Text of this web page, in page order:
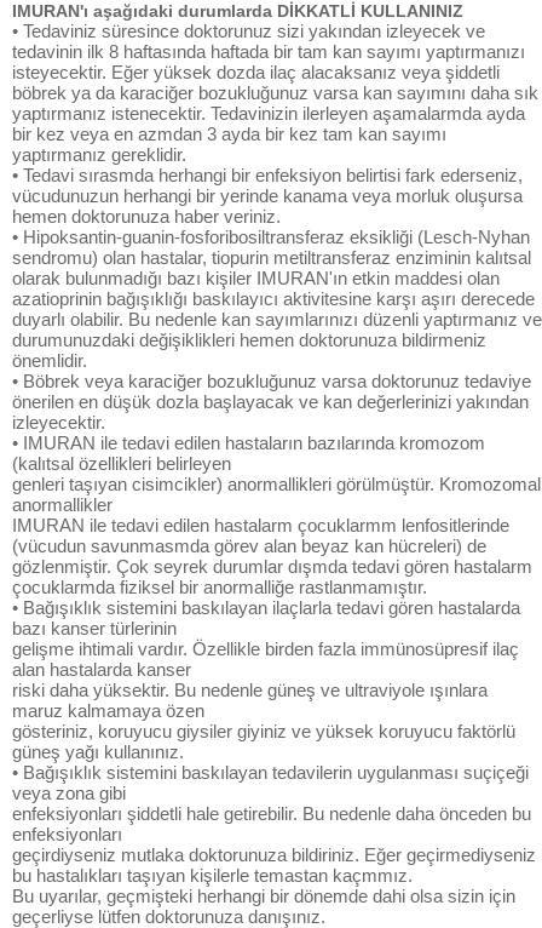
IMURAN'ı aşağıdaki durumlarda DİKKATLİ KULLANINIZ
• Tedaviniz süresince doktorunuz sizi yakından izleyecek ve
tedavinin ilk 8 haftasında haftada bir tam kan sayımı yaptırmanızı
isteyecektir. Eğer yüksek dozda ilaç alacaksanız veya şiddetli
böbrek ya da karaciğer bozukluğunuz varsa kan sayımını daha sık
yaptırmanız istenecektir. Tedavinizin ilerleyen aşamalarmda ayda
bir kez veya en azmdan 3 ayda bir kez tam kan sayımı
yaptırmanız gereklidir.
• Tedavi sırasmda herhangi bir enfeksiyon belirtisi fark ederseniz,
vücudunuzun herhangi bir yerinde kanama veya morluk oluşursa
hemen doktorunuza haber veriniz.
• Hipoksantin-guanin-fosforibosiltransferaz eksikliği (Lesch-Nyhan
sendromu) olan hastalar, tiopurin metiltransferaz enziminin kalıtsal
olarak bulunmadığı bazı kişiler IMURAN'ın etkin maddesi olan
azatioprinin bağışıklığı baskılayıcı aktivitesine karşı aşırı derecede
duyarlı olabilir. Bu nedenle kan sayımlarınızı düzenli yaptırmanız ve
durumunuzdaki değişiklikleri hemen doktorunuza bildirmeniz
önemlidir.
• Böbrek veya karaciğer bozukluğunuz varsa doktorunuz tedaviye
önerilen en düşük dozla başlayacak ve kan değerlerinizi yakından
izleyecektir.
• IMURAN ile tedavi edilen hastaların bazılarında kromozom
(kalıtsal özellikleri belirleyen
genleri taşıyan cisimcikler) anormallikleri görülmüştür. Kromozomal
anormallikler
IMURAN ile tedavi edilen hastalarm çocuklarmm lenfositlerinde
(vücudun savunmasmda görev alan beyaz kan hücreleri) de
gözlenmiştir. Çok seyrek durumlar dışmda tedavi gören hastalarm
çocuklarmda fiziksel bir anormalliğe rastlanmamıştır.
• Bağışıklık sistemini baskılayan ilaçlarla tedavi gören hastalarda
bazı kanser türlerinin
gelişme ihtimali vardır. Özellikle birden fazla immünosüpresif ilaç
alan hastalarda kanser
riski daha yüksektir. Bu nedenle güneş ve ultraviyole ışınlara
maruz kalmamaya özen
gösteriniz, koruyucu giysiler giyiniz ve yüksek koruyucu faktörlü
güneş yağı kullanınız.
• Bağışıklık sistemini baskılayan tedavilerin uygulanması suçiçeği
veya zona gibi
enfeksiyonları şiddetli hale getirebilir. Bu nedenle daha önceden bu
enfeksiyonları
geçirdiyseniz mutlaka doktorunuza bildiriniz. Eğer geçirmediyseniz
bu hastalıkları taşıyan kişilerle temastan kaçmmız.
Bu uyarılar, geçmişteki herhangi bir dönemde dahi olsa sizin için
geçerliyse lütfen doktorunuza danışınız.